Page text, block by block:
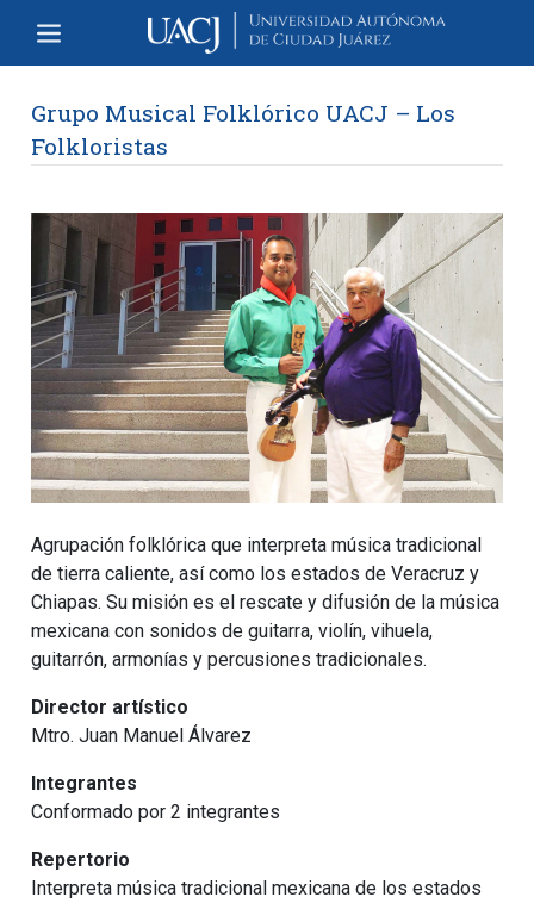
Grupo Musical Folklórico UACJ – Los
Folkloristas
Agrupación folklórica que interpreta música tradicional
de tierra caliente, así como los estados de Veracruz y
Chiapas. Su misión es el rescate y difusión de la música
mexicana con sonidos de guitarra, violín, vihuela,
guitarrón, armonías y percusiones tradicionales.
Director artístico
Mtro. Juan Manuel Álvarez
Integrantes
Conformado por 2 integrantes
Repertorio
Interpreta música tradicional mexicana de los estados